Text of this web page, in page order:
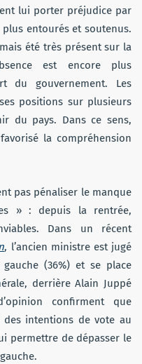
lui porter préjudice par
entourés et soutenus.
été très présent sur la
est encore plus
du gouvernement. Les
positions sur plusieurs
du pays. Dans ce sens,
la compréhension
pas pénaliser le manque
» : depuis la rentrée,
Dans un récent
, l’ancien ministre est jugé
(36%) et se place
derrière Alain Juppé
confirment que
des intentions de vote au
permettre de dépasser le